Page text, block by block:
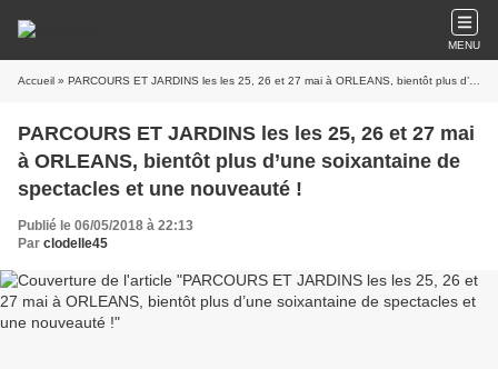
MENU
Accueil » PARCOURS ET JARDINS les les 25, 26 et 27 mai à ORLEANS, bientôt plus d’une soixantaine de spectacles et une nouveauté !
PARCOURS ET JARDINS les les 25, 26 et 27 mai
à ORLEANS, bientôt plus d’une soixantaine de
spectacles et une nouveauté !
Publié le 06/05/2018 à 22:13
Par clodelle45